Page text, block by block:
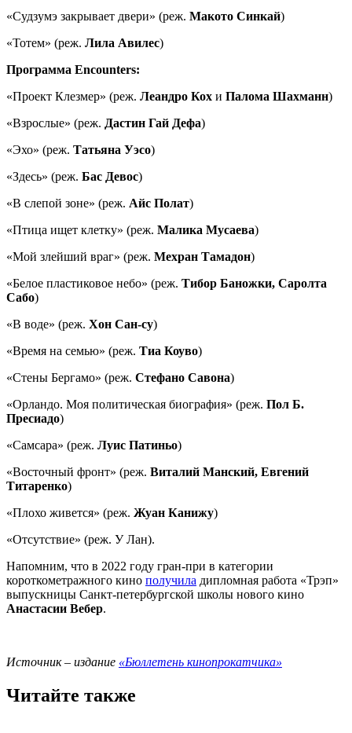
«Судзумэ закрывает двери» (реж. Макото Синкай)
«Тотем» (реж. Лила Авилес)
Программа Encounters:
«Проект Клезмер» (реж. Леандро Кох и Палома Шахманн)
«Взрослые» (реж. Дастин Гай Дефа)
«Эхо» (реж. Татьяна Уэсо)
«Здесь» (реж. Бас Девос)
«В слепой зоне» (реж. Айс Полат)
«Птица ищет клетку» (реж. Малика Мусаева)
«Мой злейший враг» (реж. Мехран Тамадон)
«Белое пластиковое небо» (реж. Тибор Баножки, Саролта
Сабо)
«В воде» (реж. Хон Сан-су)
«Время на семью» (реж. Тиа Коуво)
«Стены Бергамо» (реж. Стефано Савона)
«Орландо. Моя политическая биография» (реж. Пол Б.
Пресиадо)
«Самсара» (реж. Луис Патиньо)
«Восточный фронт» (реж. Виталий Манский, Евгений
Титаренко)
«Плохо живется» (реж. Жуан Канижу)
«Отсутствие» (реж. У Лан).
Напомним, что в 2022 году гран-при в категории
короткометражного кино получила дипломная работа «Трэп»
выпускницы Санкт-петербургской школы нового кино
Анастасии Вебер.
Источник – издание «Бюллетень кинопрокатчика»
Читайте также